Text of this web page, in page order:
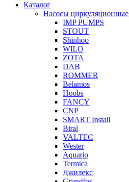
Каталог
Насосы циркуляционные
IMP PUMPS
STOUT
Shinhoo
WILO
ZOTA
DAB
ROMMER
Belamos
Hoobs
FANCY
CNP
SMART Install
Biral
VALTEC
Wester
Aquario
Termica
Джилекс